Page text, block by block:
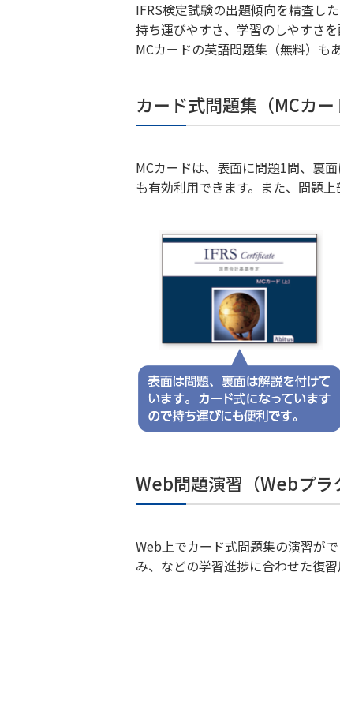
IFRS検定試験の出題傾向を精査し
持ち運びやすさ、学習のしやすさ
MCカードの英語問題集（無料）も
カード式問題集（MCカー
MCカードは、表面に問題1問、裏
も有効利用できます。また、問題
Web問題演習（Webプラ
Web上でカード式問題集の演習が
み、などの学習進捗に合わせた復